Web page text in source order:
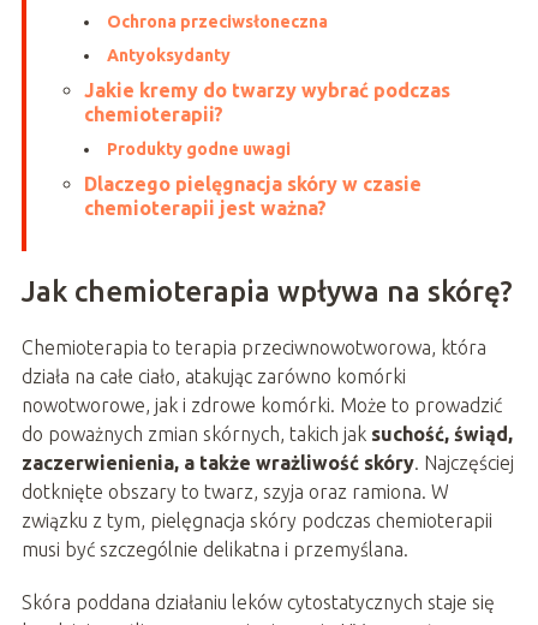
Ochrona przeciwsłoneczna
Antyoksydanty
Jakie kremy do twarzy wybrać podczas
chemioterapii?
Produkty godne uwagi
Dlaczego pielęgnacja skóry w czasie
chemioterapii jest ważna?
Jak chemioterapia wpływa na skórę?
Chemioterapia to terapia przeciwnowotworowa, która
działa na całe ciało, atakując zarówno komórki
nowotworowe, jak i zdrowe komórki. Może to prowadzić
do poważnych zmian skórnych, takich jak suchość, świąd,
zaczerwienienia, a także wrażliwość skóry. Najczęściej
dotknięte obszary to twarz, szyja oraz ramiona. W
związku z tym, pielęgnacja skóry podczas chemioterapii
musi być szczególnie delikatna i przemyślana.
Skóra poddana działaniu leków cytostatycznych staje się